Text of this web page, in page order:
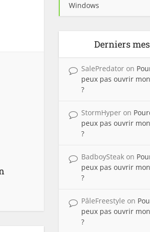
Windows
Derniers
SalePredator on
peux pas ouvrir
?
StormHyper on
peux pas ouvrir
?
BadboySteak on
peux pas ouvrir
?
PâleFreestyle on
peux pas ouvrir
?